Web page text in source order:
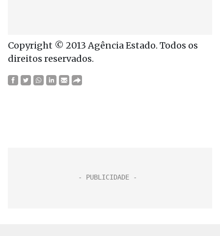
Copyright © 2013 Agência Estado. Todos os
direitos reservados.